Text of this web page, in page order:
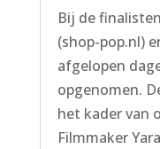
Bij de
(shop-pop.nl)
afgelopen
opgenomen.
het kader van
Filmmaker